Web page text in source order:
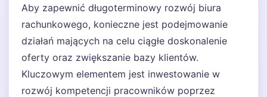
Aby zapewnić długoterminowy rozwój biura
rachunkowego, konieczne jest podejmowanie
działań mających na celu ciągłe doskonalenie
oferty oraz zwiększanie bazy klientów.
Kluczowym elementem jest inwestowanie w
rozwój kompetencji pracowników poprzez